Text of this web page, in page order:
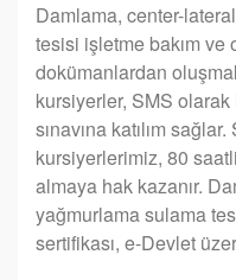
Damlama, center-
tesisi işletme bakım ve
dokümanlardan
kursiyerler, SMS
sınavına katılım
kursiyerlerimiz, 80
almaya hak kazanır.
yağmurlama sulama
sertifikası, e-Devlet